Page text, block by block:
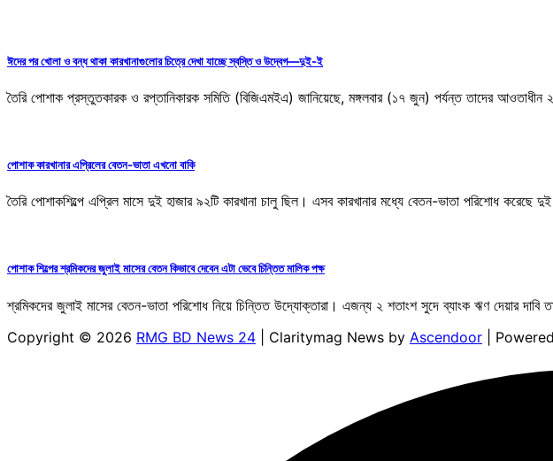
ঈদের পর খোলা ও বন্ধ থাকা কারখানাগুলোর চিত্রে দেখা যাচ্ছে স্বস্তি ও উদ্বেগ—দুই-ই
তৈরি পোশাক প্রস্তুতকারক ও রপ্তানিকারক সমিতি (বিজিএমইএ) জানিয়েছে, মঙ্গলবার (১৭ জুন) পর্যন্ত তাদের আওতাধীন
পোশাক কারখানার এপ্রিলের বেতন-ভাতা এখনো বাকি
তৈরি পোশাকশিল্পে এপ্রিল মাসে দুই হাজার ৯২টি কারখানা চালু ছিল। এসব কারখানার মধ্যে বেতন-ভাতা পরিশোধ করেছে
পোশাক শিল্পের শ্রমিকদের জুলাই মাসের বেতন কিভাবে দেবেন এটা ভেবে চিন্তিত মালিক পক্ষ
শ্রমিকদের জুলাই মাসের বেতন-ভাতা পরিশোধ নিয়ে চিন্তিত উদ্যোক্তারা। এজন্য ২ শতাংশ সুদে ব্যাংক ঋণ দেয়ার
Copyright © 2026 RMG BD News 24 | Claritymag News by Ascendoor |